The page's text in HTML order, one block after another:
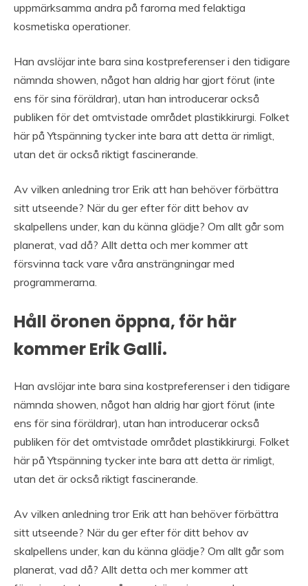
uppmärksamma andra på farorna med felaktiga
kosmetiska operationer.
Han avslöjar inte bara sina kostpreferenser i den tidigare
nämnda showen, något han aldrig har gjort förut (inte
ens för sina föräldrar), utan han introducerar också
publiken för det omtvistade området plastikkirurgi. Folket
här på Ytspänning tycker inte bara att detta är rimligt,
utan det är också riktigt fascinerande.
Av vilken anledning tror Erik att han behöver förbättra
sitt utseende? När du ger efter för ditt behov av
skalpellens under, kan du känna glädje? Om allt går som
planerat, vad då? Allt detta och mer kommer att
försvinna tack vare våra ansträngningar med
programmerarna.
Håll öronen öppna, för här
kommer Erik Galli.
Han avslöjar inte bara sina kostpreferenser i den tidigare
nämnda showen, något han aldrig har gjort förut (inte
ens för sina föräldrar), utan han introducerar också
publiken för det omtvistade området plastikkirurgi. Folket
här på Ytspänning tycker inte bara att detta är rimligt,
utan det är också riktigt fascinerande.
Av vilken anledning tror Erik att han behöver förbättra
sitt utseende? När du ger efter för ditt behov av
skalpellens under, kan du känna glädje? Om allt går som
planerat, vad då? Allt detta och mer kommer att